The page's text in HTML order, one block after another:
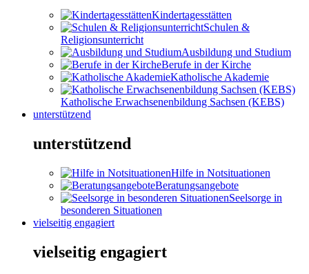
Kindertagesstätten
Schulen &
Religionsunterricht
Ausbildung und Studium
Berufe in der Kirche
Katholische Akademie
Katholische Erwachsenenbildung Sachsen (KEBS)
unterstützend
unterstützend
Hilfe in Notsituationen
Beratungsangebote
Seelsorge in
besonderen Situationen
vielseitig engagiert
vielseitig engagiert